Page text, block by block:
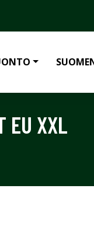
EU XXL